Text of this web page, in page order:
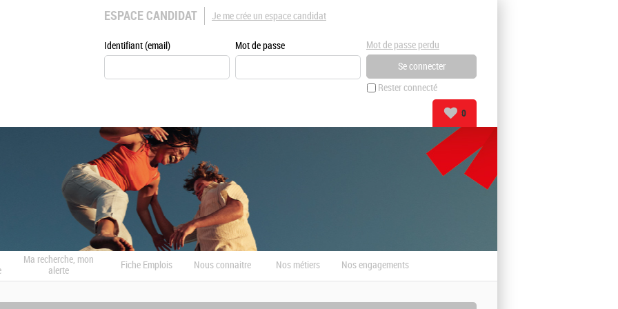
ESPACE CANDIDAT
Identifiant (email) Mot de passe
Rester connecté
Mot de passe perdu
Je me crée un espace candidat
0
Ma recherche, mon
alerte
Fiche Emplois Nous connaitre Nos métiers Nos engagements